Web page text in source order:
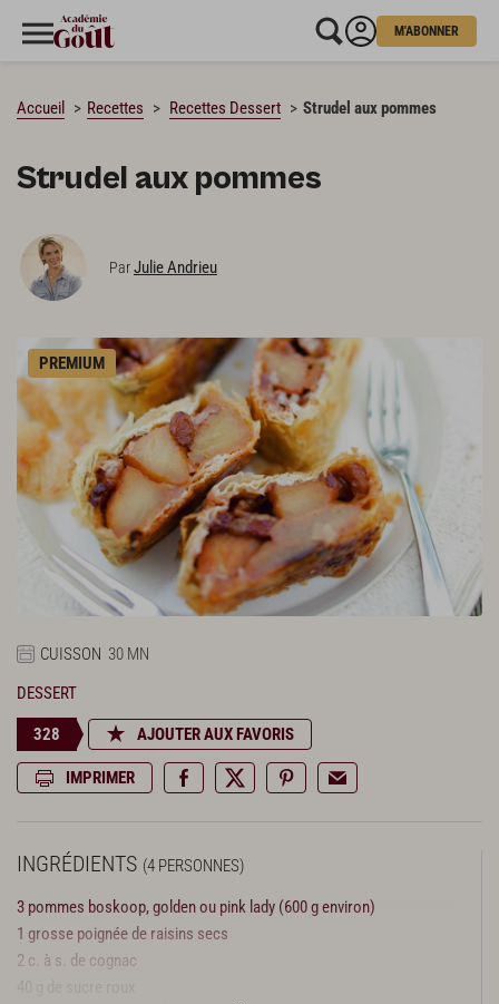
M'ABONNER
Accueil Recettes Recettes Dessert Strudel aux pommes
Strudel aux pommes
ParJulie Andrieu
PREMIUM
CUISSON 30 MN
DESSERT
328 AJOUTER AUX FAVORIS
IMPRIMER
INGRÉDIENTS (4 PERSONNES)
3 pommes boskoop, golden ou pink lady (600 g environ)
1 grosse poignée de raisins secs
2 c. à s. de cognac
CHARGEMENT…